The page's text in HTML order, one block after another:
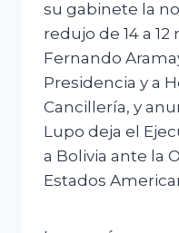
su gabinete la
redujo de 14 a
Fernando
Presidencia y a
Cancillería, y
Lupo deja el
a Bolivia ante la
Estados